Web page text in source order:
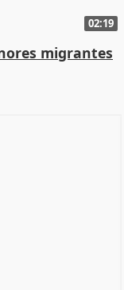
02:19
migrantes